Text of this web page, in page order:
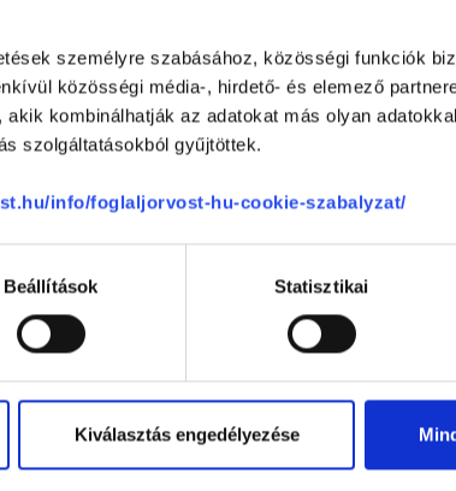
személyre szabásához, közösségi funkciók
közösségi média-, hirdető- és elemező
kombinálhatják az adatokat más olyan
szolgáltatásokból gyűjtöttek.
info/foglaljorvost-hu-cookie-szabalyzat/
Beállítások Statisztikai
Kiválasztás engedélyezése
L33 Medical Corvin
100 %
0 %
0 %
A doktornő nagyon kedves,
válaszolt, saját tapasztalatát és
a problémámra. Nem akart
fel, hanem vitaminokat, ami